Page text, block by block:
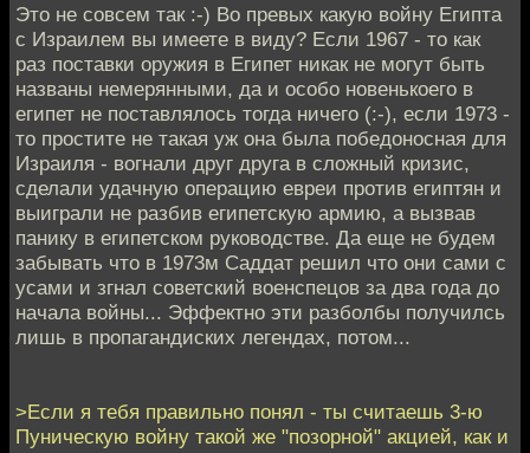
Это не совсем так :-) Во превых какую войну Египта
с Израилем вы имеете в виду? Если 1967 - то как
раз поставки оружия в Египет никак не могут быть
названы немерянными, да и особо новенькоего в
египет не поставлялось тогда ничего (:-), если 1973 -
то простите не такая уж она была победоносная для
Израиля - вогнали друг друга в сложный кризис,
сделали удачную операцию евреи против египтян и
выиграли не разбив египетскую армию, а вызвав
панику в египетском руководстве. Да еще не будем
забывать что в 1973м Саддат решил что они сами с
усами и згнал советский военспецов за два года до
начала войны... Эффектно эти разболбы получилсь
лишь в пропагандиских легендах, потом...
>Если я тебя правильно понял - ты считаешь 3-ю
Пуническую войну такой же "позорной" акцией, как и